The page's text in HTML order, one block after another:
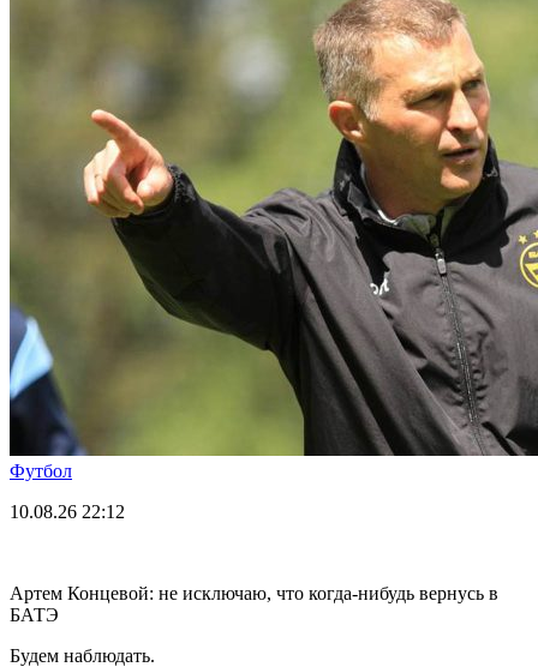
Футбол
10.08.26 22:12
Артем Концевой: не исключаю, что когда-нибудь вернусь в
БАТЭ
Будем наблюдать.